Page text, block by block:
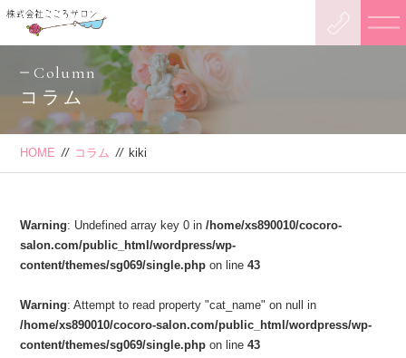
Column
コラム
HOME // コラム // kiki
Warning: Undefined array key 0 in/home/xs890010/cocoro-
salon.com/public_html/wordpress/wp-
content/themes/sg069/single.php on line43
Warning: Attempt to read property "cat_name" on null in
/home/xs890010/cocoro-salon.com/public_html/wordpress/wp-
content/themes/sg069/single.php on line43